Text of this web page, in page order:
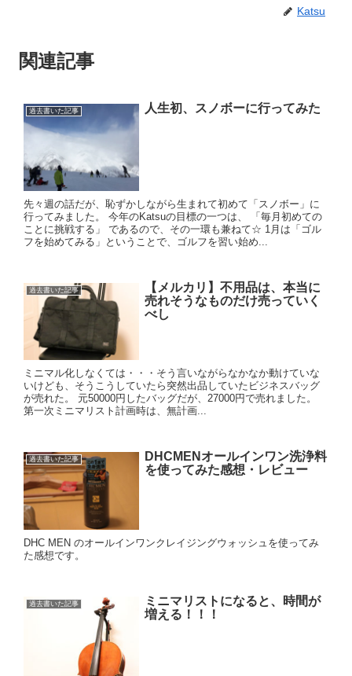
Katsu
関連記事
過去書いた記事 人生初、スノボーに行ってみた
先々週の話だが、恥ずかしながら生まれて初めて「スノボー」に
行ってみました。 今年のKatsuの目標の一つは、 「毎月初めての
ことに挑戦する」 であるので、その一環も兼ねて☆ 1月は「ゴル
フを始めてみる」ということで、ゴルフを習い始め...
過去書いた記事
【メルカリ】不用品は、本当に
売れそうなものだけ売っていく
べし
ミニマル化しなくては・・・そう言いながらなかなか動けていな
いけども、そうこうしていたら突然出品していたビジネスバッグ
が売れた。 元50000円したバッグだが、27000円で売れました。
第一次ミニマリスト計画時は、無計画...
過去書いた記事
DHCMENオールインワン洗浄料
を使ってみた感想・レビュー
DHC MEN のオールインワンクレイジングウォッシュを使ってみ
た感想です。
過去書いた記事
ミニマリストになると、時間が
増える！！！